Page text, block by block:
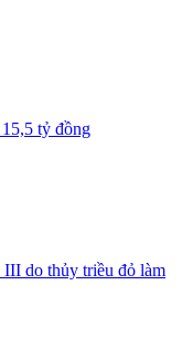
tỷ đồng
III do thủy triều đỏ làm